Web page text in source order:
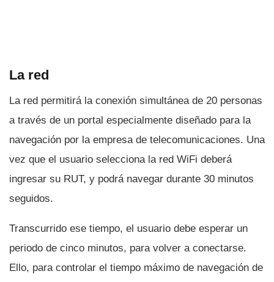
La red
La red permitirá la conexión simultánea de 20 personas
a través de un portal especialmente diseñado para la
navegación por la empresa de telecomunicaciones. Una
vez que el usuario selecciona la red WiFi deberá
ingresar su RUT, y podrá navegar durante 30 minutos
seguidos.
Transcurrido ese tiempo, el usuario debe esperar un
periodo de cinco minutos, para volver a conectarse.
Ello, para controlar el tiempo máximo de navegación de